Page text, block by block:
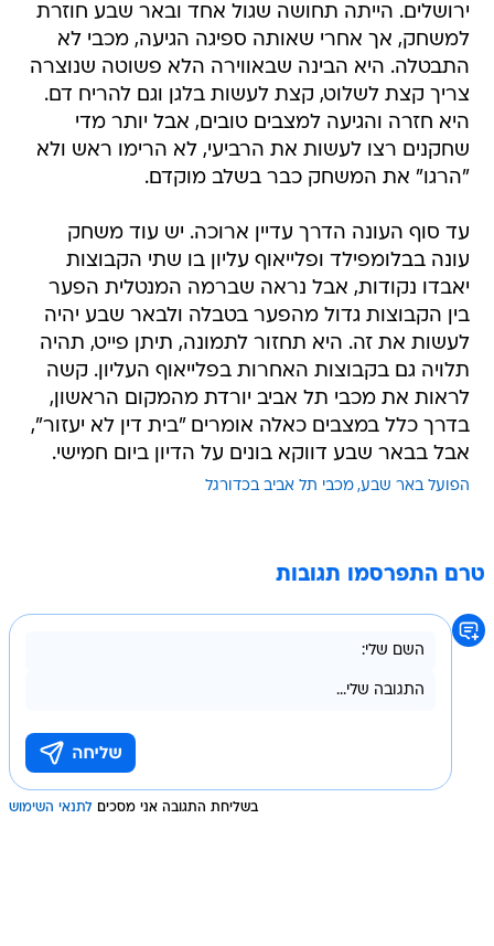
ירושלים. הייתה תחושה שגול אחד ובאר שבע חוזרת
למשחק, אך אחרי שאותה ספיגה הגיעה, מכבי לא
התבטלה. היא הבינה שבאווירה הלא פשוטה שנוצרה
צריך קצת לשלוט, קצת לעשות בלגן וגם להריח דם.
היא חזרה והגיעה למצבים טובים, אבל יותר מדי
שחקנים רצו לעשות את הרביעי, לא הרימו ראש ולא
"הרגו" את המשחק כבר בשלב מוקדם.
עד סוף העונה הדרך עדיין ארוכה. יש עוד משחק
עונה בבלומפילד ופלייאוף עליון בו שתי הקבוצות
יאבדו נקודות, אבל נראה שברמה המנטלית הפער
בין הקבוצות גדול מהפער בטבלה ולבאר שבע יהיה
לעשות את זה. היא תחזור לתמונה, תיתן פייט, תהיה
תלויה גם בקבוצות האחרות בפלייאוף העליון. קשה
לראות את מכבי תל אביב יורדת מהמקום הראשון,
בדרך כלל במצבים כאלה אומרים "בית דין לא יעזור",
אבל בבאר שבע דווקא בונים על הדיון ביום חמישי.
הפועל באר שבע מכבי תל אביב בכדורגל
טרם התפרסמו תגובות
בשליחת התגובה אני מסכים לתנאי השימוש